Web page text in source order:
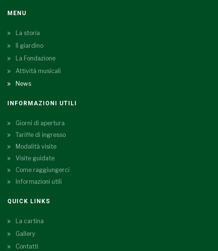
MENU
La storia
Il giardino
La Fondazione
Attività musicali
News
INFORMAZIONI UTILI
Giorni di apertura
Tariffe di ingresso
Modalità visite
Visite guidate
Come raggiungerci
Informazioni utili
QUICK LINKS
La cartina
Gallery
Contatti